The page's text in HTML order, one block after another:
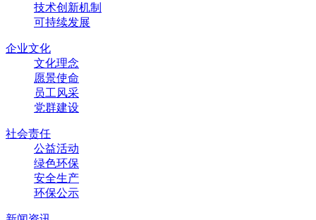
技术创新机制
可持续发展
企业文化
文化理念
愿景使命
员工风采
党群建设
社会责任
公益活动
绿色环保
安全生产
环保公示